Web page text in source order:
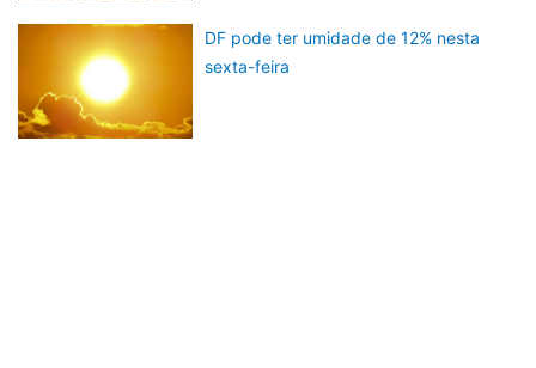
DF pode ter umidade de 12% nesta
sexta-feira